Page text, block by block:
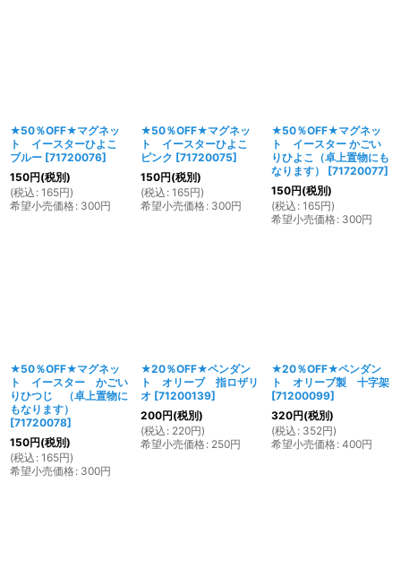
★50％OFF★マグネッ
ト イースターひよこ
ブルー [71720076]
150円(税別)
(税込 : 165円)
希望小売価格: 300円
★50％OFF★マグネッ
ト イースターひよこ
ピンク [71720075]
150円(税別)
(税込 : 165円)
希望小売価格: 300円
★50％OFF★マグネッ
ト イースター かごい
りひよこ（卓上置物にも
なります）
[71720077]
150円(税別)
(税込 : 165円)
希望小売価格: 300円
★50％OFF★マグネッ
ト イースター かごい
りひつじ （卓上置物に
もなります）
[71720078]
150円(税別)
(税込 : 165円)
希望小売価格: 300円
★20％OFF★ペンダン
ト オリーブ 指ロザリ
オ [71200139]
200円(税別)
(税込 : 220円)
希望小売価格: 250円
★20％OFF★ペンダン
ト オリーブ製 十字架
[71200099]
320円(税別)
(税込 : 352円)
希望小売価格: 400円